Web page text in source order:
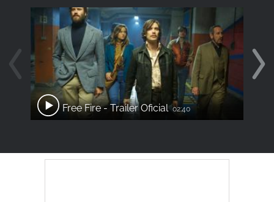
Free Fire - Trailer Oficial 02:40